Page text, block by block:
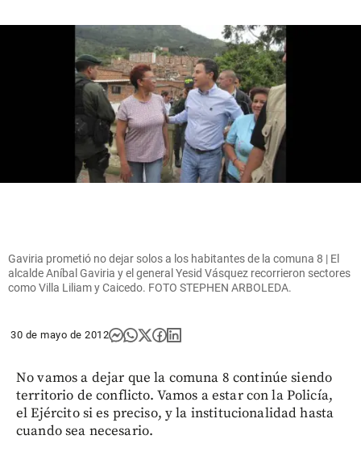
Gaviria prometió no dejar solos a los habitantes de la comuna 8 | El
alcalde Aníbal Gaviria y el general Yesid Vásquez recorrieron sectores
como Villa Liliam y Caicedo. FOTO STEPHEN ARBOLEDA.
30 de mayo de 2012
No vamos a dejar que la comuna 8 continúe siendo
territorio de conflicto. Vamos a estar con la Policía,
el Ejército si es preciso, y la institucionalidad hasta
cuando sea necesario.